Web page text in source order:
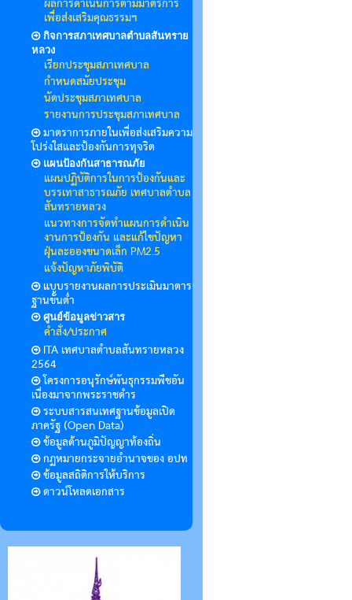
เพื่อส่งเสริมคุณธรรมฯ
กิจการสภาเทศบาลตำบลสันทราย
หลวง
เรียกประชุมสภาเทศบาล
กำหนดสมัยประชุม
นัดประชุมสภาเทศบาล
รายงานการประชุมสภาเทศบาล
มาตราการภายในเพื่อส่งเสริมความ
โปร่งใสและป้องกันการทุจริต
แผนป้องกันสาธารณภัย
แผนปฏิบัติการในการป้องกันและ
บรรเทาสาธารณภัย เทศบาลตำบล
สันทรายหลวง
แนวทางการจัดทำแผนการดำเนิน
งานการป้องกัน และแก้ไขปัญหา
ฝุ่นละอองขนาดเล็ก PM2.5
แจ้งปัญหาภัยพิบัติ
แบบรายงานผลการประเมินมาตาร
ฐานขั้นต่ำ
ศูนย์ข้อมูลข่าวสาร
คำสั่ง/ประกาศ
ITA เทศบาลตำบลสันทรายหลวง
2564
โครงการอนุรักษ์พันธุกรรมพืชอัน
เนื่องมาจากพระราชดำร
ระบบสารสนเทศฐานข้อมูลเปิด
ภาครัฐ (Open Data)
ข้อมูลด้านภูมิปัญญาท้องถิ่น
กฏหมายกระจายอำนาจของ อปท
ข้อมูลสถิติการให้บริการ
ดาวน์โหลดเอกสาร